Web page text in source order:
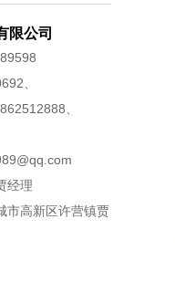
限公司
、
、
经理
高新区许营镇贾